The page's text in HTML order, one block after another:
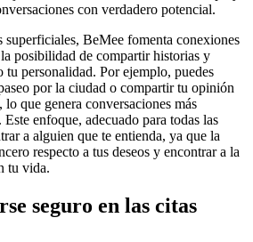
con verdadero potencial.
superficiales, BeMee fomenta conexiones
posibilidad de compartir historias y
tu personalidad. Por ejemplo, puedes
por la ciudad o compartir tu opinión
que genera conversaciones más
enfoque, adecuado para todas las
a alguien que te entienda, ya que la
respecto a tus deseos y encontrar a la
tu vida.
seguro en las citas